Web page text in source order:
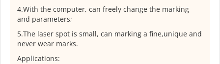
4.With the computer, can freely change the marking
and parameters;
5.The laser spot is small, can marking a fine,unique and
never wear marks.
Applications: